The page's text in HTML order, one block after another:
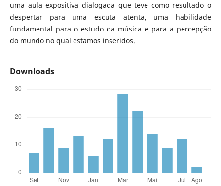
uma aula expositiva dialogada que teve como resultado o
despertar para uma escuta atenta, uma habilidade
fundamental para o estudo da música e para a percepção
do mundo no qual estamos inseridos.
Downloads